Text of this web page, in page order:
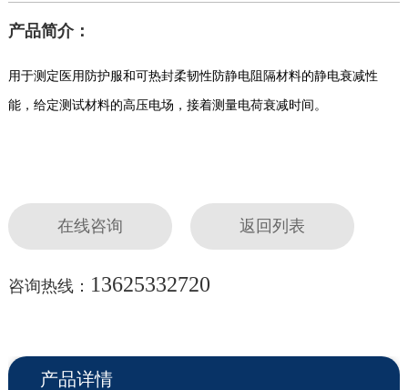
产品简介：
用于测定医用防护服和可热封柔韧性防静电阻隔材料的静电衰减性
能，给定测试材料的高压电场，接着测量电荷衰减时间。
在线咨询 返回列表
咨询热线： 13625332720
产品详情